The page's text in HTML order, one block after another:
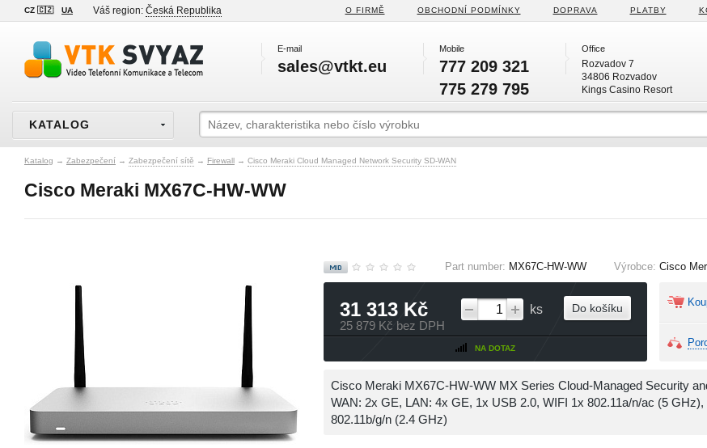
CZ 🇨🇿 UA Váš region: Česká Republika O FIRMĚ OBCHODNÍ PODMÍNKY DOPRAVA PLATBY
E-mail
sales@vtkt.eu
Mobile
777 209 321
775 279 795
Office
Rozvadov 7
34806 Rozvadov
Kings Casino Resort
KATALOG
Katalog → Zabezpečení → Zabezpečení sítě → Firewall → Cisco Meraki Cloud Managed Network Security SD‑WAN
Cisco Meraki MX67C-HW-WW
Part number: MX67C-HW-WW Výrobce: Cisco
31 313 Kč
25 879 Kč bez DPH
ks
NA DOTAZ
Do košíku
Cisco Meraki MX67C-HW-WW MX Series Cloud-Managed Security
WAN: 2x GE, LAN: 4x GE, 1x USB 2.0, WIFI 1x 802.11a/n/ac (5 GHz),
802.11b/g/n (2.4 GHz)